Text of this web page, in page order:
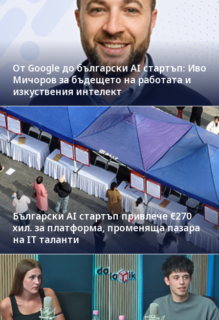
От Google до български AI стартъп: Иво
Мичоров за бъдещето на работата и
изкуствения интелект
Български AI стартъп привлече €270
хил. за платформа, променяща пазара
на IT таланти